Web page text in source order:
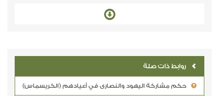
روابط ذات صلة
حكم مشاركة اليهود والنصارى في أعيادهم (الكريسماس)